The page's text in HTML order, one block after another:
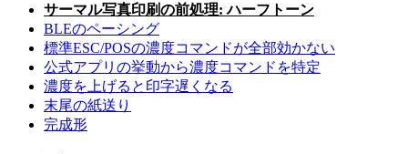
サーマル写真印刷の前処理: ハーフトーン
BLEのペーシング
標準ESC/POSの濃度コマンドが全部効かない
公式アプリの挙動から濃度コマンドを特定
濃度を上げると印字遅くなる
末尾の紙送り
完成形